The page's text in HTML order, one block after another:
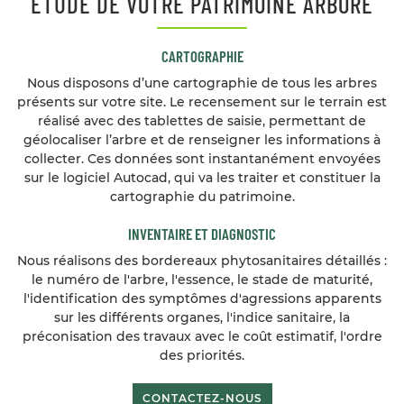
CARTOGRAPHIE
Nous disposons d’une cartographie de tous les arbres
présents sur votre site. Le recensement sur le terrain est
réalisé avec des tablettes de saisie, permettant de
géolocaliser l’arbre et de renseigner les informations à
collecter. Ces données sont instantanément envoyées
sur le logiciel Autocad, qui va les traiter et constituer la
cartographie du patrimoine.
INVENTAIRE ET DIAGNOSTIC
Nous réalisons des bordereaux phytosanitaires détaillés :
le numéro de l'arbre, l'essence, le stade de maturité,
l'identification des symptômes d'agressions apparents
sur les différents organes, l'indice sanitaire, la
préconisation des travaux avec le coût estimatif, l'ordre
des priorités.
CONTACTEZ-NOUS